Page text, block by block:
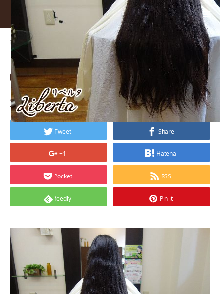
ホームBLOG 20-1_mini
2018.01.07
20-1_mini
Tweet Share
+1 Hatena
Pocket RSS
feedly Pin it